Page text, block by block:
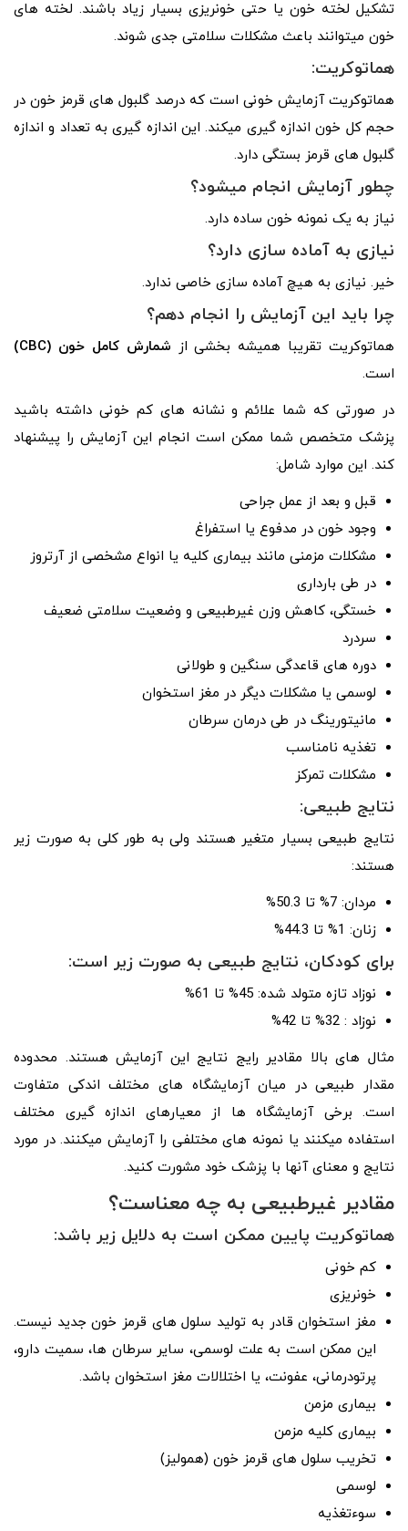
تشکیل لخته خون یا حتی خونریزی بسیار زیاد باشند. لخته­ های
خون می­توانند باعث مشکلات سلامتی جدی شوند.
هماتوکریت:
هماتوکریت آزمایش خونی است که درصد گلبول­ های قرمز خون در
حجم کل خون اندازه ­گیری می­کند. این اندازه ­گیری به تعداد و اندازه
گلبول­ های قرمز بستگی دارد.
چطور آزمایش انجام می­شود؟
نیاز به یک نمونه خون ساده دارد.
نیازی به آماده­ سازی دارد؟
خیر. نیازی به هیچ آماده ­سازی خاصی ندارد.
چرا باید این آزمایش را انجام دهم؟
هماتوکریت تقریبا همیشه بخشی از شمارش کامل خون (CBC)
است.
در صورتی که شما علائم و نشانه­ های کم­ خونی داشته باشید
پزشک متخصص شما ممکن است انجام این آزمایش را پیشنهاد
کند. این موارد شامل:
قبل و بعد از عمل جراحی
وجود خون در مدفوع یا استفراغ
مشکلات مزمنی مانند بیماری کلیه یا انواع مشخصی از آرتروز
در طی بارداری
خستگی، کاهش وزن غیرطبیعی و وضعیت سلامتی ضعیف
سردرد
دوره­ های قاعدگی سنگین و طولانی
لوسمی یا مشکلات دیگر در مغز استخوان
مانیتورینگ در طی درمان سرطان
تغذیه نامناسب
مشکلات تمرکز
نتایج طبیعی:
نتایج طبیعی بسیار متغیر هستند ولی به طور کلی به صورت زیر
هستند:
مردان: 7% تا 50.3%
زنان: 1% تا 44.3%
برای کودکان، نتایج طبیعی به صورت زیر است:
نوزاد تازه متولد شده: 45% تا 61%
نوزاد : 32% تا 42%
مثال­ های بالا مقادیر رایج نتایج این آزمایش هستند. محدوده
مقدار طبیعی در میان آزمایشگاه ­های مختلف اندکی متفاوت
است. برخی آزمایشگاه ­ها از معیارهای اندازه ­گیری مختلف
استفاده می­کنند یا نمونه­ های مختلفی را آزمایش می­کنند. در مورد
نتایج و معنای آنها با پزشک خود مشورت کنید.
مقادیر غیرطبیعی به چه معناست؟
هماتوکریت پایین ممکن است به دلایل زیر باشد:
کم ­خونی
خونریزی
مغز استخوان قادر به تولید سلول­ های قرمز خون جدید نیست.
این ممکن است به علت لوسمی، سایر سرطان­ ها، سمیت دارو،
پرتودرمانی، عفونت، یا اختلالات مغز استخوان باشد.
بیماری مزمن
بیماری کلیه مزمن
تخریب سلول ­های قرمز خون (همولیز)
لوسمی
سوءتغذیه